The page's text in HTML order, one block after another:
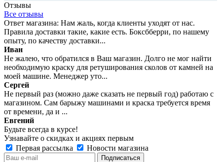
Отзывы
Все отзывы
Ответ магазина: Нам жаль, когда клиенты уходят от нас.
Правила доставки такие, какие есть. Боксбберри, по нашему
опыту, по качеству доставки...
Иван
Не жалею, что обратился в Ваш магазин. Долго не мог найти
необходимую краску для ретуширования сколов от камней на
моей машине. Менеджер уто...
Сергей
Не первый раз (можно даже сказать не первый год) работаю с
магазином. Сам барыжу машинами и краска требуется время
от времени, да и ...
Евгений
Будьте всегда в курсе!
Узнавайте о скидках и акциях первым
Первая рассылка
Новости магазина